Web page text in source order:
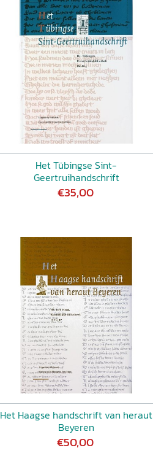
Het Tübingse Sint-
Geertruihandschrift
€35,00
Het Haagse handschrift van heraut
Beyeren
€50,00